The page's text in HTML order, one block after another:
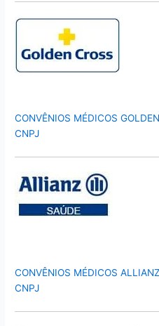
CONVÊNIOS MÉDICOS
CNPJ
CONVÊNIOS MÉDICOS
CNPJ